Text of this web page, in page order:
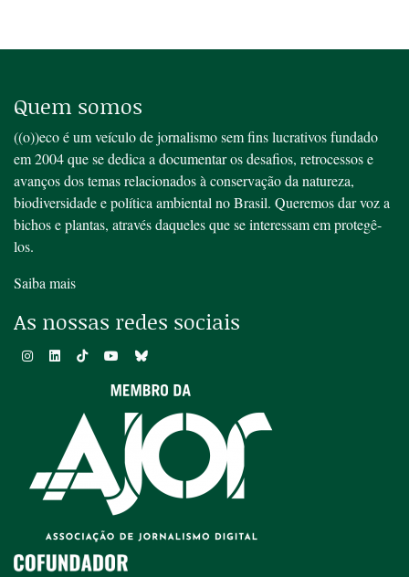
Quem somos
((o))eco é um veículo de jornalismo sem fins lucrativos fundado
em 2004 que se dedica a documentar os desafios, retrocessos e
avanços dos temas relacionados à conservação da natureza,
biodiversidade e política ambiental no Brasil. Queremos dar voz a
bichos e plantas, através daqueles que se interessam em protegê-
los.
Saiba mais
As nossas redes sociais